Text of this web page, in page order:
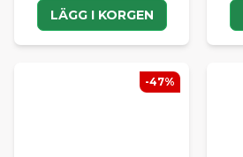
LÄGG I KORGEN
-47%